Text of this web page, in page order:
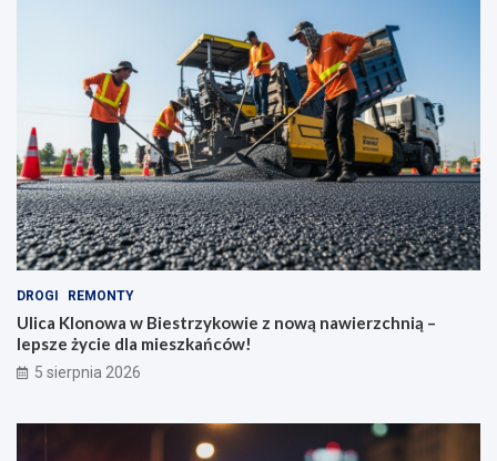
DROGI REMONTY
Ulica Klonowa w Biestrzykowie z nową nawierzchnią –
lepsze życie dla mieszkańców!
5 sierpnia 2026